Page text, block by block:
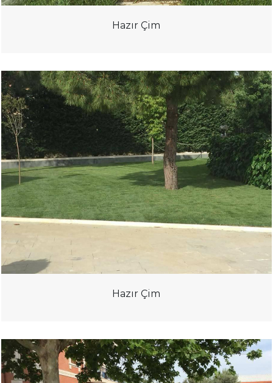
Hazır Çim
Hazır Çim